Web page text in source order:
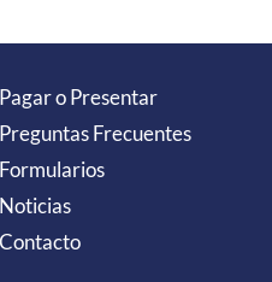
Pagar o Presentar
Preguntas Frecuentes
Formularios
Noticias
Contacto